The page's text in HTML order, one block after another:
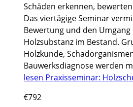
Schäden erkennen,
Das viertägige Seminar
Bewertung und den
Holzsubstanz im Bestand.
Holzkunde,
Bauwerksdiagnose werden
lesen Praxisseminar:
€792